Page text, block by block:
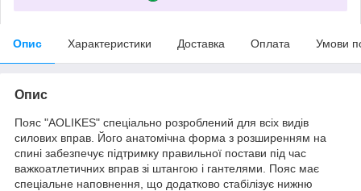
Опис Характеристики Доставка Оплата Умови
Опис
Пояс "AOLIKES" спеціально розроблений для всіх видів
силових вправ. Його анатомічна форма з розширенням на
спині забезпечує підтримку правильної постави під час
важкоатлетичних вправ зі штангою і гантелями. Пояс має
спеціальне наповнення, що додатково стабілізує нижню